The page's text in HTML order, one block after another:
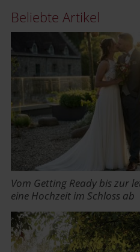
Beliebte Artikel
Vom Getting Ready bis zur
eine Hochzeit im Schloss ab